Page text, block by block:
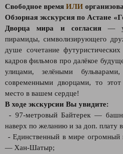
Свободное время ИЛИ
Обзорная экскурсия по Астане
Дворца мира и согласия—
пирамиды, символизирующего
душе сочетание
кадров фильмов про далёкое
улицами, зелёными
современными дворцами, то
место в вашем сердце!
В ходе экскурсии Вы увидите:
- 97-метровый Байтерек —
наверх по желанию и за доп. плату
- Единственный в мире
— Хан-Шатыр;